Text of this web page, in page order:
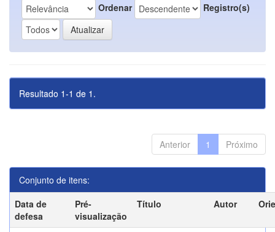
Ordenar Registro(s)
Resultado 1-1 de 1.
Anterior 1 Próximo
Conjunto de itens:
Data de
defesa
Pré-
visualização
Título Autor